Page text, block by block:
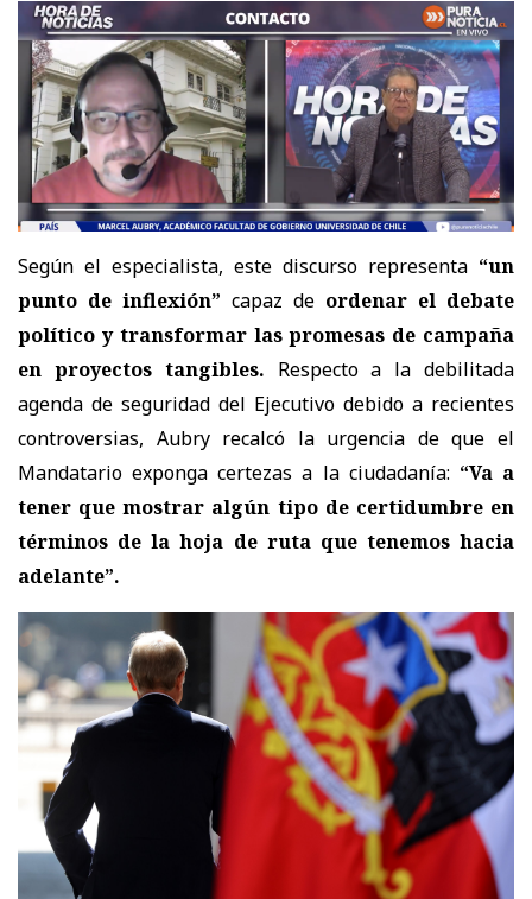
Según el especialista, este discurso representa “un
punto de inflexión” capaz de ordenar el debate
político y transformar las promesas de campaña
en proyectos tangibles. Respecto a la debilitada
agenda de seguridad del Ejecutivo debido a recientes
controversias, Aubry recalcó la urgencia de que el
Mandatario exponga certezas a la ciudadanía: “Va a
tener que mostrar algún tipo de certidumbre en
términos de la hoja de ruta que tenemos hacia
adelante”.